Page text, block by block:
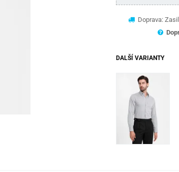
Doprava:
DALŠÍ VARIANTY